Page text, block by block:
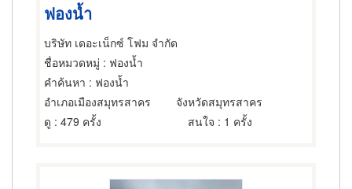
ฟองน้ำ
บริษัท เดอะเน็กซ์ โฟม จำกัด
ชื่อหมวดหมู่ : ฟองน้ำ
คำค้นหา : ฟองน้ำ
อำเภอเมืองสมุทรสาคร
จังหวัดสมุทรสาคร
ดู : 479 ครั้ง สนใจ : 1 ครั้ง